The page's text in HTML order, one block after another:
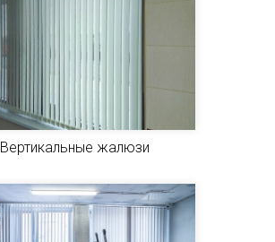
Вертикальные жалюзи